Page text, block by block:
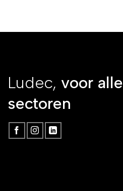
Ludec, voor alle
sectoren